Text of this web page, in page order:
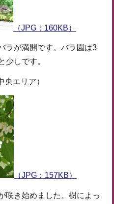
（JPG：160KB）
ラが満開です。バラ園は3
少しです。
央エリア）
（JPG：157KB）
咲き始めました。樹によっ